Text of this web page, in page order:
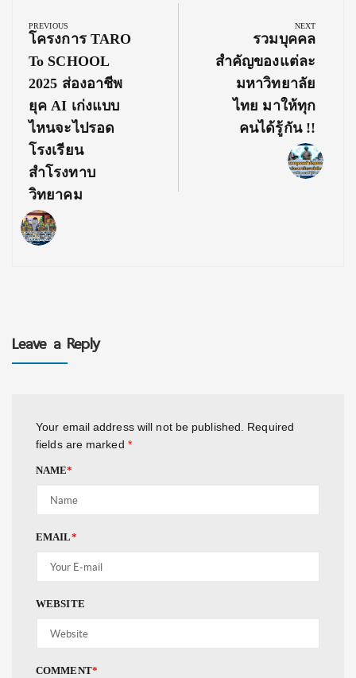
navigation
PREVIOUS
Previous
Post:
โครงการ TARO
To SCHOOL
2025 ส่องอาชีพ
ยุค AI เก่งแบบ
ไหนจะไปรอด
โรงเรียน
สำโรงทาบ
วิทยาคม
NEXT
Next
Post:
รวมบุคคล
สำคัญของแต่ละ
มหาวิทยาลัย
ไทย มาให้ทุก
คนได้รู้กัน !!
Leave a Reply
Your email address will not be published. Required
fields are marked *
NAME*
EMAIL*
WEBSITE
COMMENT*